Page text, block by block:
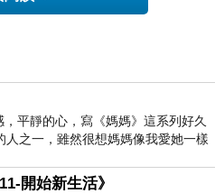
吧？
國民黨立委的罷免案投
老百姓當作是擦過屁股
足見民進黨心中只有政
沒有老百姓！
用這招，藉著因病請假
平靜的心，寫《媽媽》這系列好久
之一，雖然很想媽媽像我愛她一樣
開始新生活》